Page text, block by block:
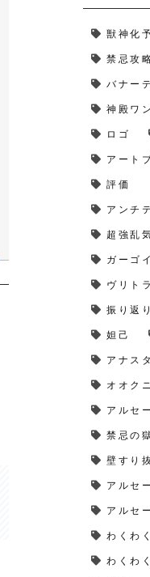
獣神化
禁忌攻
バナー
神殿ワ
ロゴ
アート
評価
アンチ
超強乱
ガーゴ
ヴリトラ
振り返り
妲己
アナス
オオク
アルセ
禁忌の獄
壁すり
アルセ
アルセ
わくわ
わくわ